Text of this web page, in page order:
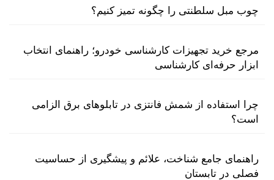
چوب مبل سلطنتی را چگونه تمیز کنیم؟
مرجع خرید تجهیزات کارشناسی خودرو؛ راهنمای انتخاب
ابزار حرفه‌ای کارشناسی
چرا استفاده از شمش فانتزی در تابلوهای برق الزامی
است؟
راهنمای جامع شناخت، علائم و پیشگیری از حساسیت
فصلی در تابستان